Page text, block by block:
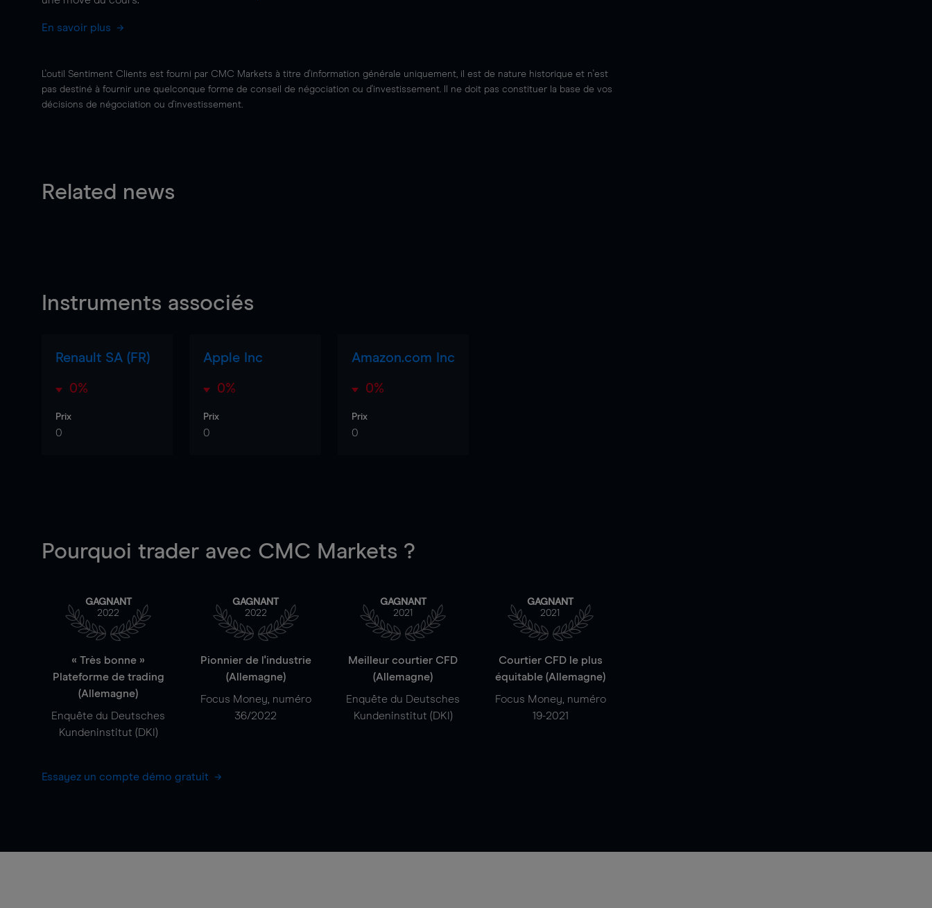
En savoir plus
L'outil Sentiment Clients est fourni par CMC Markets à titre d'information générale uniquement, il est de nature historique et n'est
pas destiné à fournir une quelconque forme de conseil de négociation ou d'investissement. Il ne doit pas constituer la base de vos
décisions de négociation ou d'investissement.
Related news
Instruments associés
Renault SA (FR)
0%
Prix
0
Apple Inc
0%
Prix
0
Amazon.com Inc
0%
Prix
0
Pourquoi trader avec CMC Markets ?
GAGNANT
2022
« Très bonne »
Plateforme de trading
(Allemagne)
Enquête du Deutsches
Kundeninstitut (DKI)
GAGNANT
2022
Pionnier de l'industrie
(Allemagne)
Focus Money, numéro
36/2022
GAGNANT
2021
Meilleur courtier CFD
(Allemagne)
Enquête du Deutsches
Kundeninstitut (DKI)
GAGNANT
2021
Courtier CFD le plus
équitable (Allemagne)
Focus Money, numéro
19-2021
Essayez un compte démo gratuit